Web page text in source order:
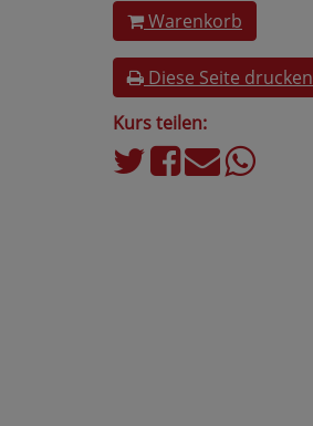
Warenkorb
Diese Seite drucken
Kurs teilen: